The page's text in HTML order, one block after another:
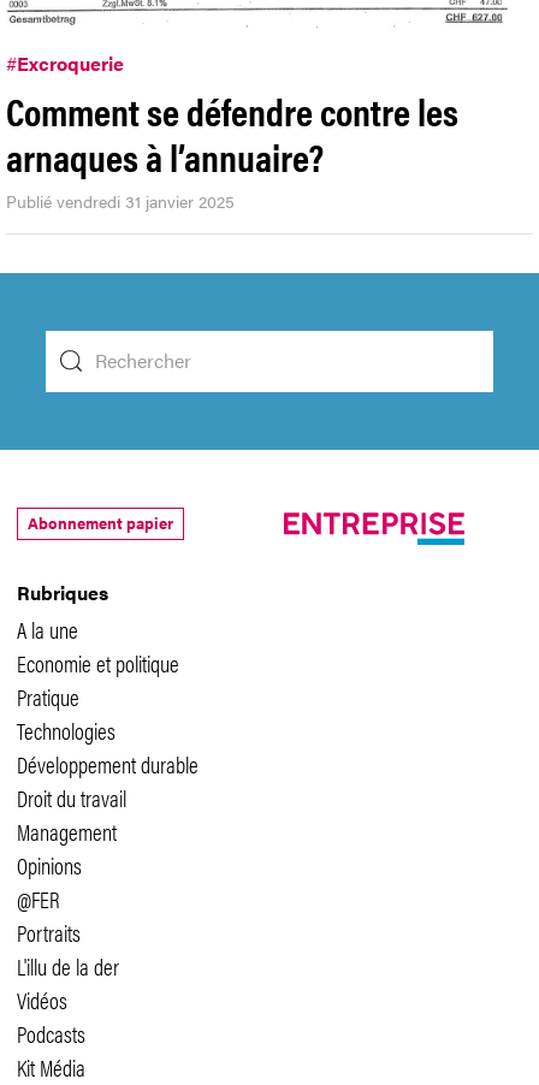
#Excroquerie
Comment se défendre contre les
arnaques à l’annuaire?
Publié vendredi 31 janvier 2025
Rubriques
A la une
Economie et politique
Pratique
Technologies
Développement durable
Droit du travail
Management
Opinions
@FER
Portraits
L'illu de la der
Vidéos
Podcasts
Kit Média
Abonnement papier